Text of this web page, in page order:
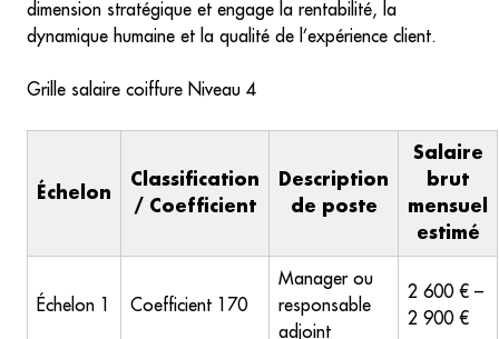
dimension stratégique et engage la rentabilité, la
dynamique humaine et la qualité de l’expérience client.
Grille salaire coiffure Niveau 4
Échelon
Classification
/ Coefficient
Description
de poste
Salaire
brut
mensuel
estimé
Échelon 1 Coefficient 170
Manager ou
responsable
adjoint
2 600 € –
2 900 €